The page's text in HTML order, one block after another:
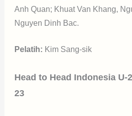
Anh Quan; Khuat Van Khang,
Nguyen Dinh Bac.
Pelatih: Kim Sang-sik
Head to Head Indonesia U-
23